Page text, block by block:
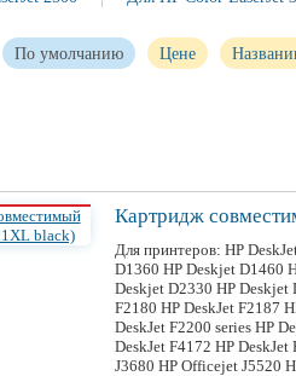
По умолчанию Цене
Картридж
Для принтеров: HP
D1360 HP Deskjet D1460
Deskjet D2330 HP Deskjet
F2180 HP DeskJet F2187
DeskJet F2200 series HP
DeskJet F4172 HP
J3680 HP Officejet J5520